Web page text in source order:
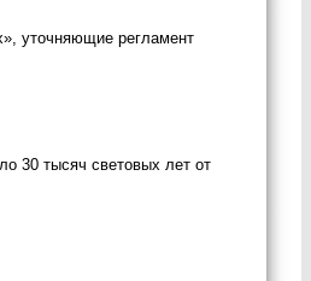
уточняющие регламент
30 тысяч световых лет от